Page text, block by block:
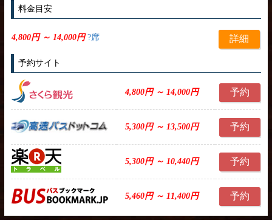
料金目安
4,800円 ～ 14,000円?席 詳細
予約サイト
4,800円 ～ 14,000円 予約
5,300円 ～ 13,500円 予約
5,300円 ～ 10,440円 予約
5,460円 ～ 11,400円 予約